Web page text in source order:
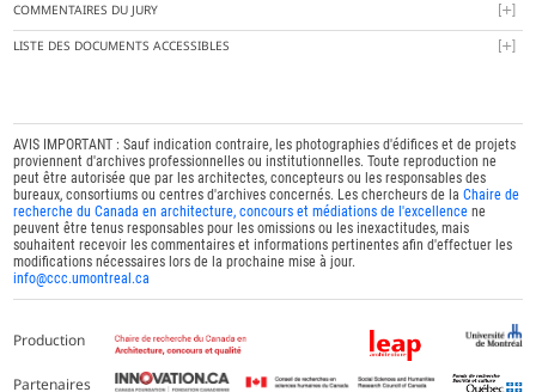
COMMENTAIRES DU JURY
LISTE DES DOCUMENTS ACCESSIBLES
AVIS IMPORTANT : Sauf indication contraire, les photographies d'édifices et de projets
proviennent d'archives professionnelles ou institutionnelles. Toute reproduction ne
peut être autorisée que par les architectes, concepteurs ou les responsables des
bureaux, consortiums ou centres d'archives concernés. Les chercheurs de laChaire de
recherche du Canada en architecture, concours et médiations de l'excellence ne
peuvent être tenus responsables pour les omissions ou les inexactitudes, mais
souhaitent recevoir les commentaires et informations pertinentes afin d'effectuer les
modifications nécessaires lors de la prochaine mise à jour.
info@ccc.umontreal.ca
Production
Partenaires